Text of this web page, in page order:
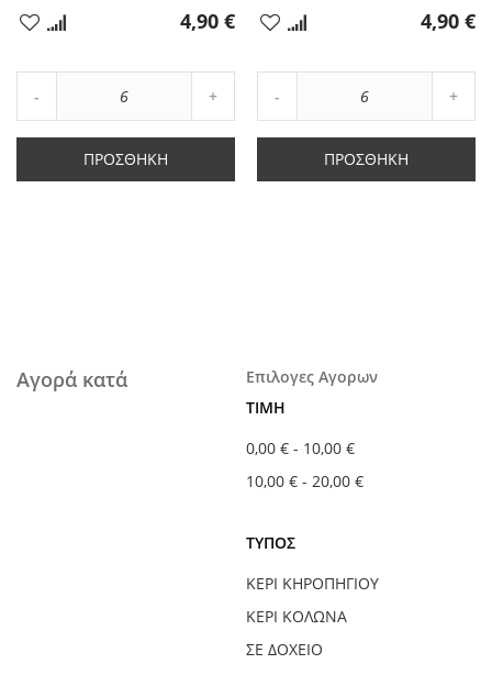
Προσθήκη
4,90 €
Μείωση
ποσότητας
Αύξηση
ποσότητας
κατά
ΠΡΟΣΘΉΚΗ
Προσθήκη
4,90 €
Μείωση
ποσότητας
κατά
ΠΡΟΣΘΉΚΗ
Αγορά κατά
Επιλογες Αγορων
ΤΙΜΉ
0,00 € - 10,00 €
10,00 € - 20,00 €
ΤΎΠΟΣ
ΚΕΡΊ ΚΗΡΟΠΉΓΙΟΥ
ΚΕΡΊ ΚΟΛΏΝΑ
ΣΕ ΔΟΧΕΊΟ